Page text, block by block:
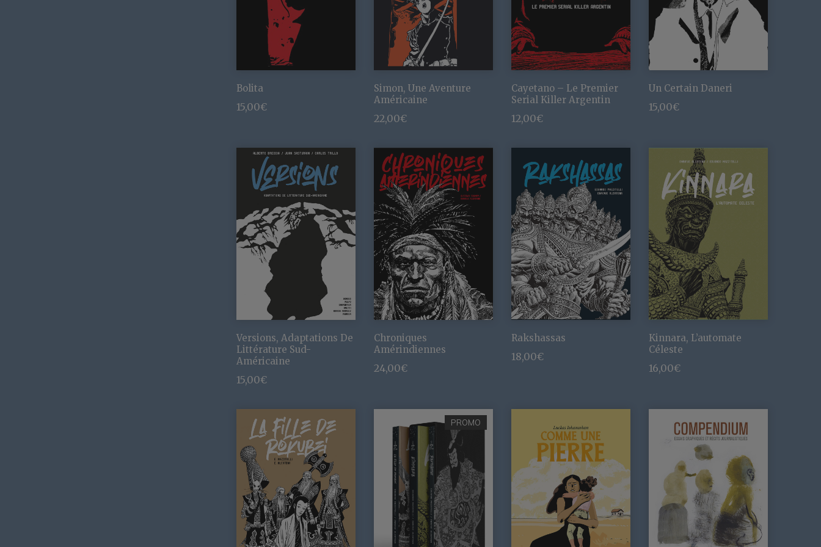
Bolita
15,00€
Simon, Une Aventure
Américaine
22,00€
Cayetano – Le Premier
Serial Killer Argentin
12,00€
Un Certain Daneri
15,00€
Versions, Adaptations De
Littérature Sud-
Américaine
15,00€
Chroniques
Amérindiennes
24,00€
Rakshassas
18,00€
Kinnara, L’automate
Céleste
16,00€
PROMO